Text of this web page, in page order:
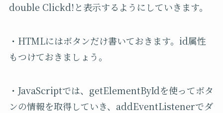
double Clickd!と表示するようにしていきます。
・HTMLにはボタンだけ書いておきます。id属性
もつけておきましょう。
・JavaScriptでは、getElementByIdを使ってボタ
ンの情報を取得していき、addEventListenerでダ